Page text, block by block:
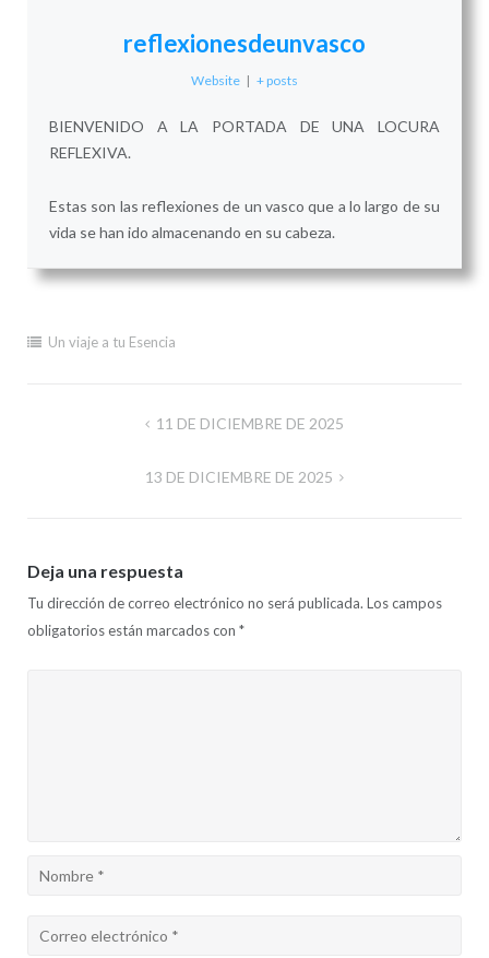
reflexionesdeunvasco
Website | + posts
BIENVENIDO A LA PORTADA DE UNA LOCURA
REFLEXIVA.
Estas son las reflexiones de un vasco que a lo largo de su
vida se han ido almacenando en su cabeza.
Un viaje a tu Esencia
Navegación 11 DE DICIEMBRE DE 2025
13 DE DICIEMBRE DE 2025
Deja una respuesta
Tu dirección de correo electrónico no será publicada. Los campos
obligatorios están marcados con *